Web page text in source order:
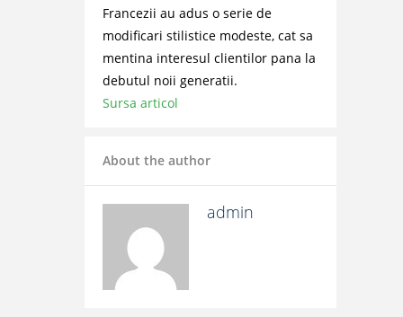
Francezii au adus o serie de
modificari stilistice modeste, cat sa
mentina interesul clientilor pana la
debutul noii generatii.
Sursa articol
About the author
admin